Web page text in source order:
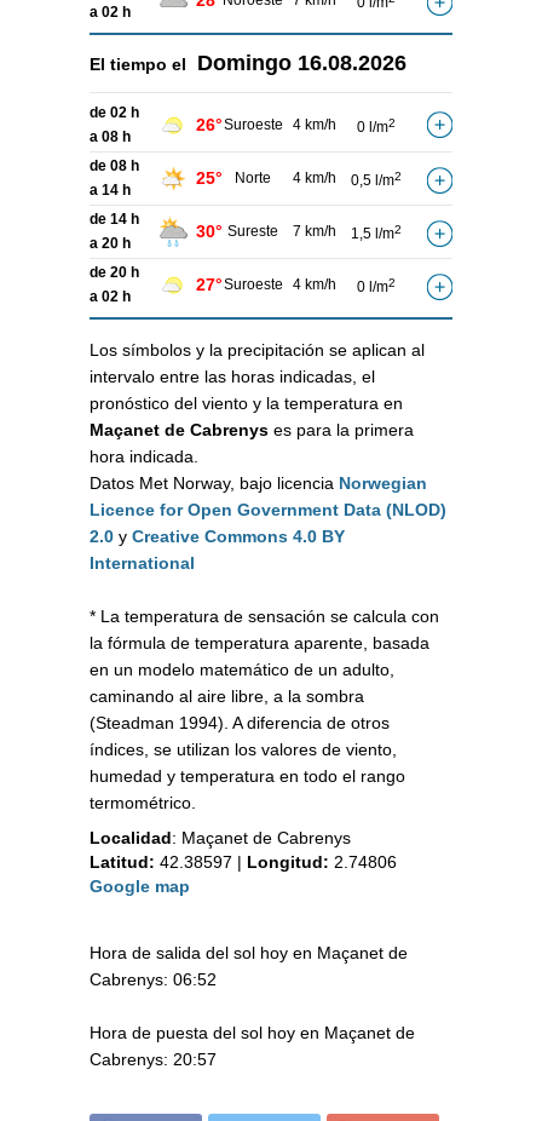
a 02 h
El tiempo el Domingo 16.08.2026
de 02 h
a 08 h
26°Suroeste 4 km/h 0 l/m2
de 08 h
a 14 h
25° Norte 4 km/h 0,5 l/m2
de 14 h
a 20 h
30° Sureste 7 km/h 1,5 l/m2
de 20 h
a 02 h
27°Suroeste 4 km/h 0 l/m2
Los símbolos y la precipitación se aplican al
intervalo entre las horas indicadas, el
pronóstico del viento y la temperatura en
Maçanet de Cabrenys es para la primera
hora indicada.
Datos Met Norway, bajo licencia Norwegian
Licence for Open Government Data (NLOD)
2.0 y Creative Commons 4.0 BY
International
* La temperatura de sensación se calcula con
la fórmula de temperatura aparente, basada
en un modelo matemático de un adulto,
caminando al aire libre, a la sombra
(Steadman 1994). A diferencia de otros
índices, se utilizan los valores de viento,
humedad y temperatura en todo el rango
termométrico.
Localidad: Maçanet de Cabrenys
Latitud: 42.38597 | Longitud: 2.74806
Google map
Hora de salida del sol hoy en Maçanet de
Cabrenys: 06:52
Hora de puesta del sol hoy en Maçanet de
Cabrenys: 20:57